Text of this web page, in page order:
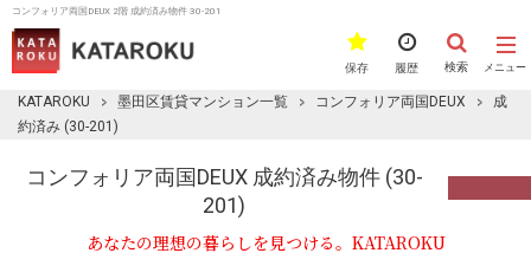
コンフォリア両国DEUX 2階 成約済み物件 30-201
メニュー
検索
履歴
保存
KATAROKU 墨田区賃貸マンション一覧 コンフォリア両国DEUX
成
約済み (30-201)
コンフォリア両国DEUX 成約済み物件 (30-
201)
あなたの理想の暮らしを見つける。KATAROKU